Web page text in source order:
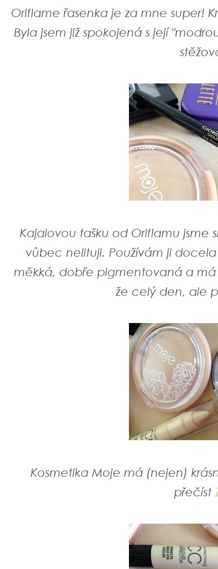
Oriflame řasenka je za mne super!
Byla jsem již spokojená s její
Kajalovou tašku od Oriflamu
vůbec nelituji. Používám ji
měkká, dobře pigmentovaná a má
že celý den, ale
Kosmetika Moje má (nejen)
přečíst